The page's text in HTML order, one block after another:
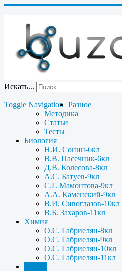
Искать...
Toggle Navigation
Разное
Методика
Статьи
Тесты
Биология
Н.И. Сонин-6кл
В.В. Пасечник-6кл
Д.В. Колесова-8кл
А.С. Батуев-9кл
С.Г. Мамонтова-9кл
А.А. Каменский-9кл
В.И. Сивоглазов-10кл
В.Б. Захаров-11кл
Химия
О.С. Габриелян-8кл
О.С. Габриелян-9кл
О.С. Габриелян-10кл
О.С. Габриелян-11кл